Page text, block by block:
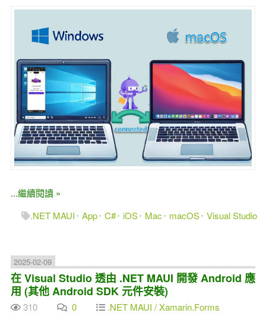
...繼續閱讀 »
.NET MAUI
App C# iOS Mac macOS Visual Studio
2025-02-09
在 Visual Studio 透由 .NET MAUI 開發 Android 應
用 (其他 Android SDK 元件安裝)
310 0
.NET MAUI / Xamarin.Forms